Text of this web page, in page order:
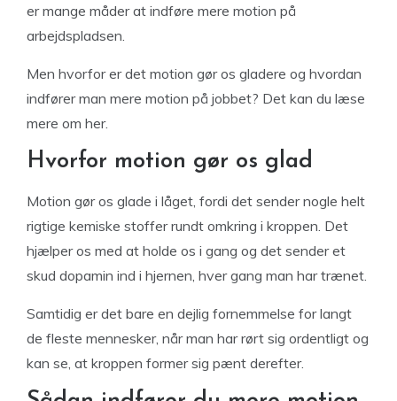
er mange måder at indføre mere motion på
arbejdspladsen.
Men hvorfor er det motion gør os gladere og hvordan
indfører man mere motion på jobbet? Det kan du læse
mere om her.
Hvorfor motion gør os glad
Motion gør os glade i låget, fordi det sender nogle helt
rigtige kemiske stoffer rundt omkring i kroppen. Det
hjælper os med at holde os i gang og det sender et
skud dopamin ind i hjernen, hver gang man har trænet.
Samtidig er det bare en dejlig fornemmelse for langt
de fleste mennesker, når man har rørt sig ordentligt og
kan se, at kroppen former sig pænt derefter.